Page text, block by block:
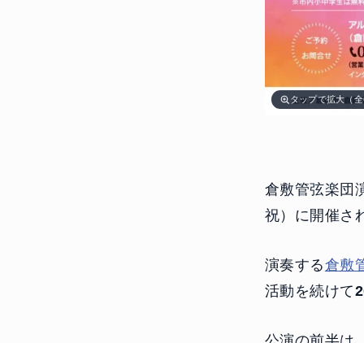
タップで拡大（
倉敷管弦楽団
祝）に開催さ
演奏する倉敷
活動を続けて